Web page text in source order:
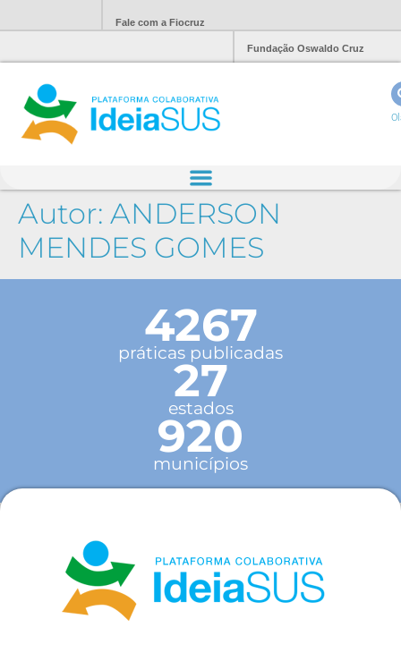
Fale com a Fiocruz
Fundação Oswaldo Cruz
Autor: ANDERSON
MENDES GOMES
4267
práticas publicadas
27
estados
920
municípios